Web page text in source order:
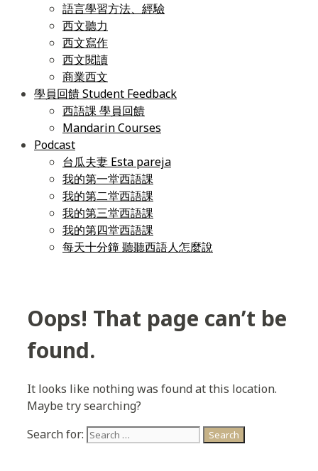
語言學習方法、經驗
西文聽力
西文寫作
西文閱讀
商業西文
學員回饋 Student Feedback
西語課 學員回饋
Mandarin Courses
Podcast
台瓜夫妻 Esta pareja
我的第一堂西語課
我的第二堂西語課
我的第三堂西語課
我的第四堂西語課
每天十分鐘 聽聽西語人怎麼說
Oops! That page can’t be
found.
It looks like nothing was found at this location.
Maybe try searching?
Search for: